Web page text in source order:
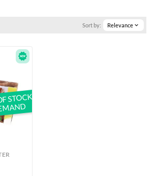
des matières premières de
Sort by: Relevance expand_more
STOCK